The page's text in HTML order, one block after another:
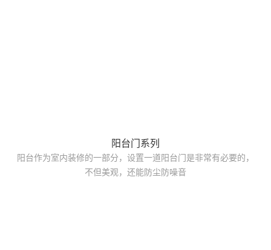
阳台门系列
阳台作为室内装修的一部分，设置一道阳台门是非常有必要的，
不但美观，还能防尘防噪音